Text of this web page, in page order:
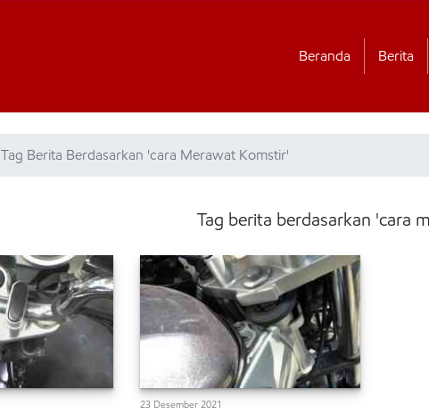
Beranda Berita
Tag Berita Berdasarkan 'cara Merawat Komstir'
Tag berita berdasarkan 'cara
23 Desember 2021